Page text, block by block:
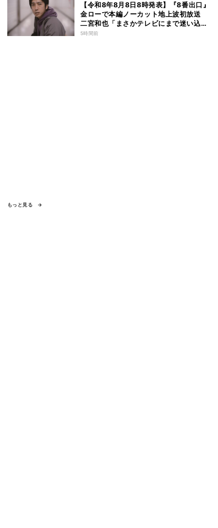
【令和8年8月8日8時発表】『8番出口』
金ローで本編ノーカット地上波初放送
二宮和也「まさかテレビにまで迷い込ん
でしまうとは」
5時間前
もっと見る